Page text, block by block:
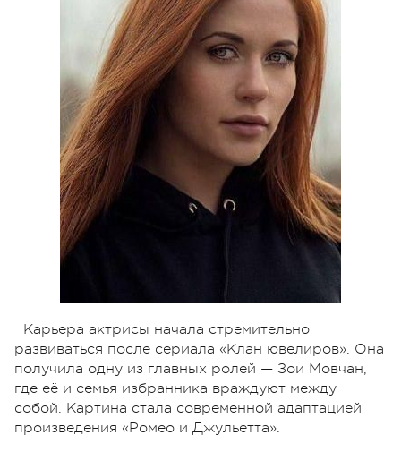
Карьера актрисы начала стремительно
развиваться после сериала «Клан ювелиров». Она
получила одну из главных ролей — Зои Мовчан,
где её и семья избранника враждуют между
собой. Картина стала современной адаптацией
произведения «Ромео и Джульетта».